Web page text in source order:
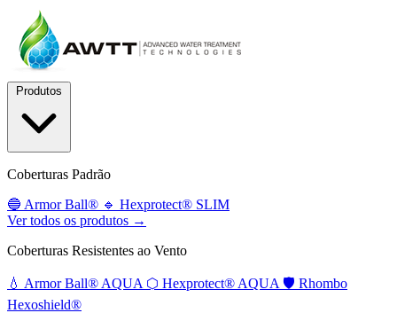
Coberturas Padrão
🔵 Armor Ball® 🔹 Hexprotect® SLIM
Ver todos os produtos →
Coberturas Resistentes ao Vento
💧 Armor Ball® AQUA ⬡ Hexprotect® AQUA 🛡️ Rhombo
Hexoshield®